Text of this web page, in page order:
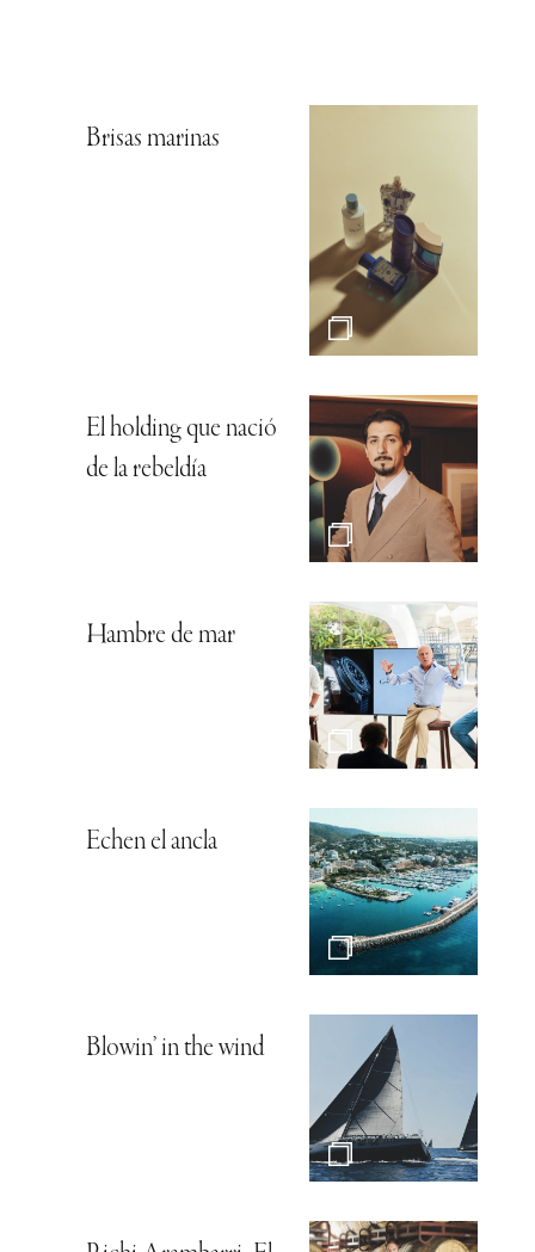
Brisas marinas
El holding que nació
de la rebeldía
Hambre de mar
Echen el ancla
Blowin’ in the wind